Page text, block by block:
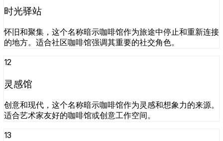
时光驿站
怀旧和聚集，这个名称暗示咖啡馆作为旅途中停止和重新连接
的地方。适合社区咖啡馆强调其重要的社交角色。
12
灵感馆
创意和现代，这个名称暗示咖啡馆作为灵感和想象力的来源。
适合艺术家友好的咖啡馆或创意工作空间。
13